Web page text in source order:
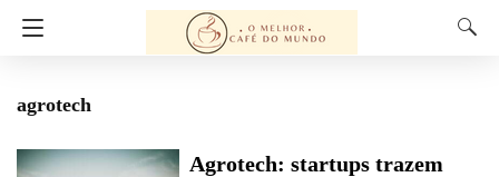
agrotech
Agrotech: startups trazem